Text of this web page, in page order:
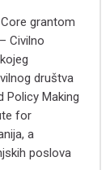
grantom
Civilno
društva
Policy Making
for
a
poslova